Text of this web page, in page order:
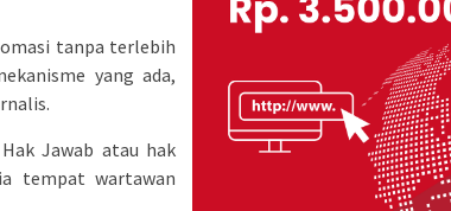
tanpa terlebih
yang ada,
Jawab atau hak
tempat wartawan